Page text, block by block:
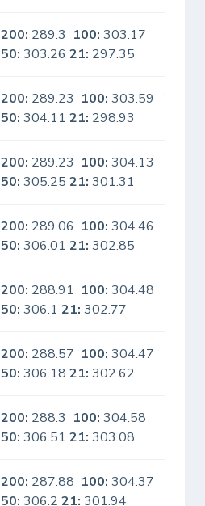
200: 289.3 100: 303.17
50: 303.2621: 297.35
200: 289.23 100: 303.59
50: 304.1121: 298.93
200: 289.23 100: 304.13
50: 305.2521: 301.31
200: 289.06 100: 304.46
50: 306.0121: 302.85
200: 288.91 100: 304.48
50: 306.121: 302.77
200: 288.57 100: 304.47
50: 306.1821: 302.62
200: 288.3 100: 304.58
50: 306.5121: 303.08
200: 287.88 100: 304.37
50: 306.221: 301.94